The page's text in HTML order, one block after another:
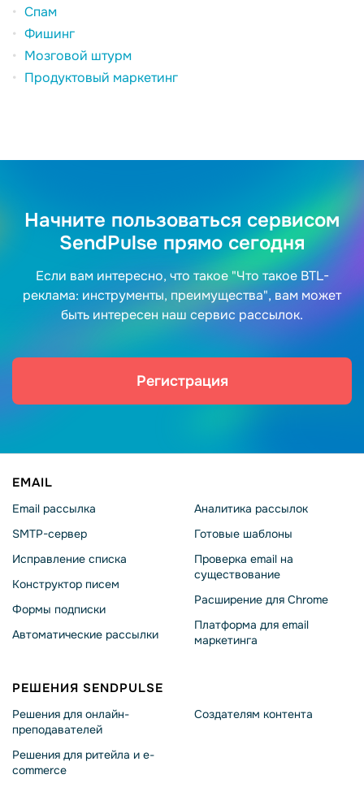
Спам
Фишинг
Мозговой штурм
Продуктовый маркетинг
Начните пользоваться сервисом
SendPulse прямо сегодня
Если вам интересно, что такое "Что такое BTL-
реклама: инструменты, преимущества", вам может
быть интересен наш сервис рассылок.
Регистрация
EMAIL
Email рассылка
SMTP-сервер
Исправление списка
Конструктор писем
Формы подписки
Автоматические рассылки
Аналитика рассылок
Готовые шаблоны
Проверка email на
существование
Расширение для Chrome
Платформа для email
маркетинга
РЕШЕНИЯ SENDPULSE
Решения для онлайн-
преподавателей
Решения для ритейла и e-
commerce
Создателям контента